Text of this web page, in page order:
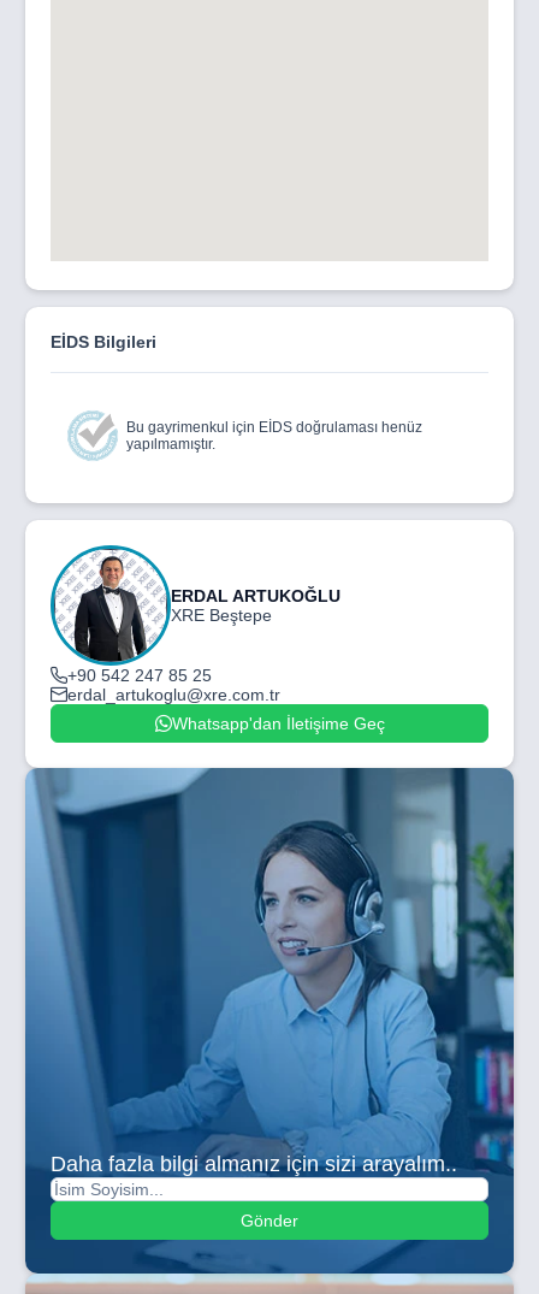
EİDS Bilgileri
Bu gayrimenkul için EİDS doğrulaması henüz
yapılmamıştır.
ERDAL ARTUKOĞLU
XRE Beştepe
+90 542 247 85 25
erdal_artukoglu@xre.com.tr
Whatsapp'dan İletişime Geç
Daha fazla bilgi almanız için sizi arayalım..
Gönder